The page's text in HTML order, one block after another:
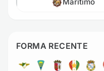
FORMA RECENTE